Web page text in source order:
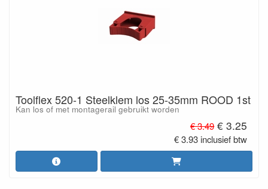
Toolflex 520-1 Steelklem los 25-35mm ROOD 1st
Kan los of met montagerail gebruikt worden
€ 3.49 € 3.25
€ 3.93 inclusief btw